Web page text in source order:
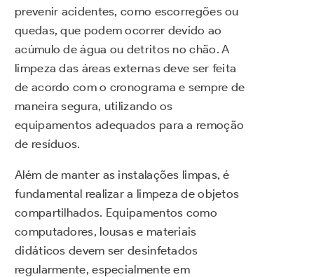
prevenir acidentes, como escorregões ou
quedas, que podem ocorrer devido ao
acúmulo de água ou detritos no chão. A
limpeza das áreas externas deve ser feita
de acordo com o cronograma e sempre de
maneira segura, utilizando os
equipamentos adequados para a remoção
de resíduos.
Além de manter as instalações limpas, é
fundamental realizar a limpeza de objetos
compartilhados. Equipamentos como
computadores, lousas e materiais
didáticos devem ser desinfetados
regularmente, especialmente em